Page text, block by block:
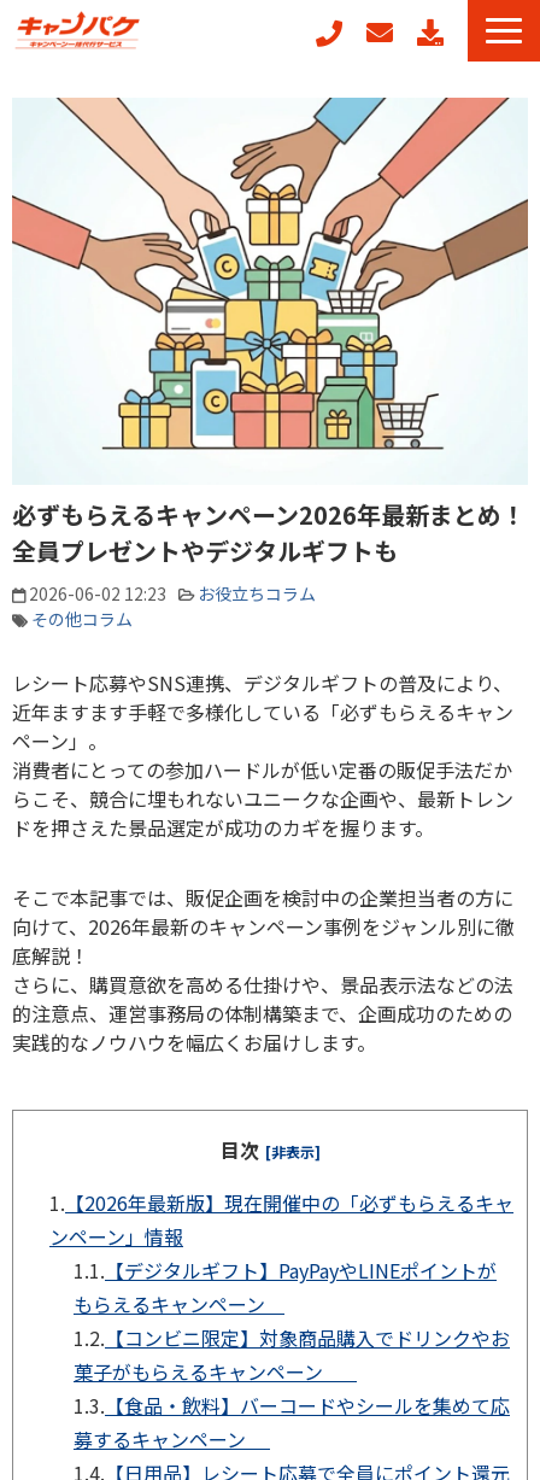
キャンフォーム
キャンガチャ
周年記念キャンペーンパッケージ
POSレジ連動キャンペーン
キャンペーン事例
お役立ちコラム
必ずもらえるキャンペーン2026年最新まとめ！
全員プレゼントやデジタルギフトも
2026-06-02 12:23
お役立ちコラム
その他コラム
レシート応募やSNS連携、デジタルギフトの普及により、
近年ますます手軽で多様化している「必ずもらえるキャン
ペーン」。
消費者にとっての参加ハードルが低い定番の販促手法だか
らこそ、競合に埋もれないユニークな企画や、最新トレン
ドを押さえた景品選定が成功のカギを握ります。
そこで本記事では、販促企画を検討中の企業担当者の方に
向けて、 2026年最新のキャンペーン事例をジャンル別に徹
底解説！
さらに、購買意欲を高める仕掛けや、景品表示法などの法
的注意点、運営事務局の体制構築まで、企画成功のための
実践的なノウハウを幅広くお届けします。
目次 [非表示]
1. 【2026年最新版】現在開催中の「必ずもらえるキャ
ンペーン」情報
1.1. 【デジタルギフト】PayPayやLINEポイントが
もらえるキャンペーン
1.2. 【コンビニ限定】対象商品購入でドリンクやお
菓子がもらえるキャンペーン
1.3. 【食品・飲料】バーコードやシールを集めて応
募するキャンペーン
1.4. 【日用品】レシート応募で全員にポイント還元